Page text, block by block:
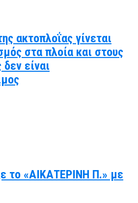
ακτοπλοΐας γίνεται
στα πλοία και στους
είναι
το «ΑΙΚΑΤΕΡΙΝΗ Π.» με